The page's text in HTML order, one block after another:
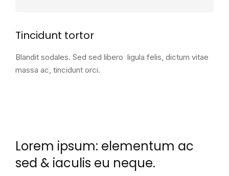
Tincidunt tortor
Blandit sodales. Sed sed libero ligula felis, dictum vitae
massa ac, tincidunt orci.
Lorem ipsum: elementum ac
sed & iaculis eu neque.